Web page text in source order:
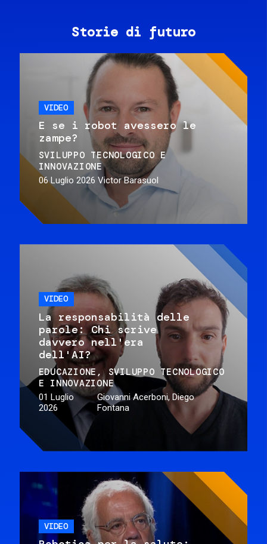
Storie di futuro
VIDEO
E se i robot avessero le
zampe?
SVILUPPO TECNOLOGICO E
INNOVAZIONE
06 Luglio 2026 Victor Barasuol
VIDEO
La responsabilità delle
parole: Chi scrive
davvero nell'era
dell'AI?
EDUCAZIONE
SVILUPPO TECNOLOGICO
E INNOVAZIONE
01 Luglio
2026
Giovanni Acerboni, Diego
Fontana
VIDEO